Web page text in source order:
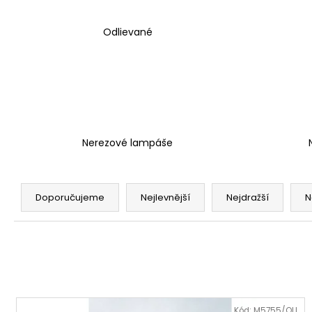
Odlievané
Nerezové lampáše
Ř
z
Doporučujeme Nejlevnější Nejdražší
V